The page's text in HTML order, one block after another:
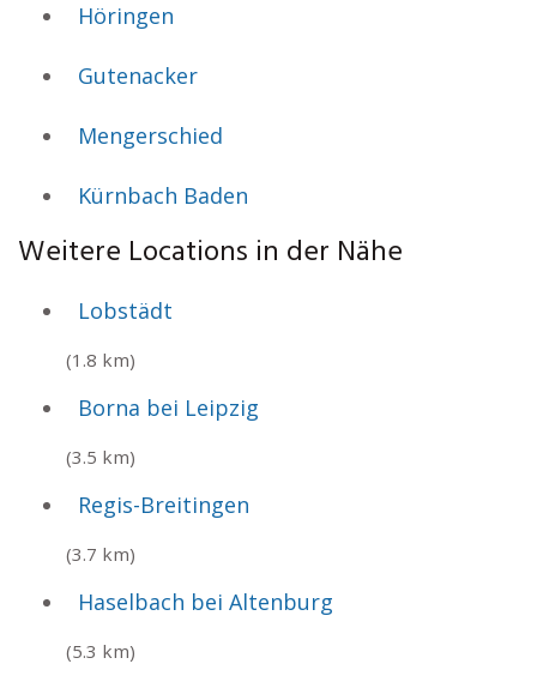
Höringen
Gutenacker
Mengerschied
Kürnbach Baden
Weitere Locations in der Nähe
Lobstädt
(1.8 km)
Borna bei Leipzig
(3.5 km)
Regis-Breitingen
(3.7 km)
Haselbach bei Altenburg
(5.3 km)